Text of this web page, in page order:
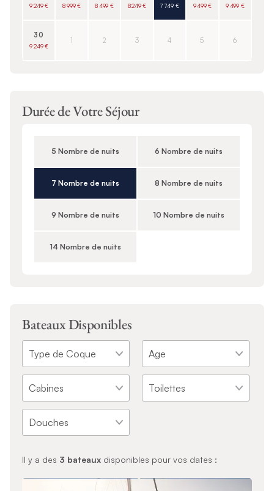
9 249 € 8 999 € 8 499 € 8 249 € 7 749 € 9 499 € 9 499 €
30
9 249 €
1 2 3 4 5 6
Durée de Votre Séjour
5 Nombre de nuits 6 Nombre de nuits
7 Nombre de nuits 8 Nombre de nuits
9 Nombre de nuits 10 Nombre de nuits
14 Nombre de nuits
Bateaux Disponibles
Il y a des 3 bateauxdisponibles pour vos dates :